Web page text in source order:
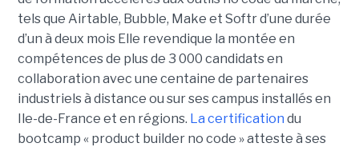
tels que Airtable, Bubble, Make et Softr d’une durée
d’un à deux mois Elle revendique la montée en
compétences de plus de 3 000 candidats en
collaboration avec une centaine de partenaires
industriels à distance ou sur ses campus installés en
Ile-de-France et en régions. La certification du
bootcamp « product builder no code » atteste à ses